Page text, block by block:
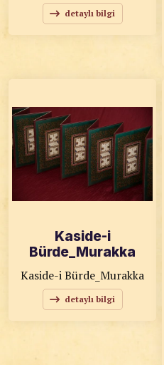
detaylı bilgi
Kaside-i
Bürde_Murakka
Kaside-i Bürde_Murakka
detaylı bilgi